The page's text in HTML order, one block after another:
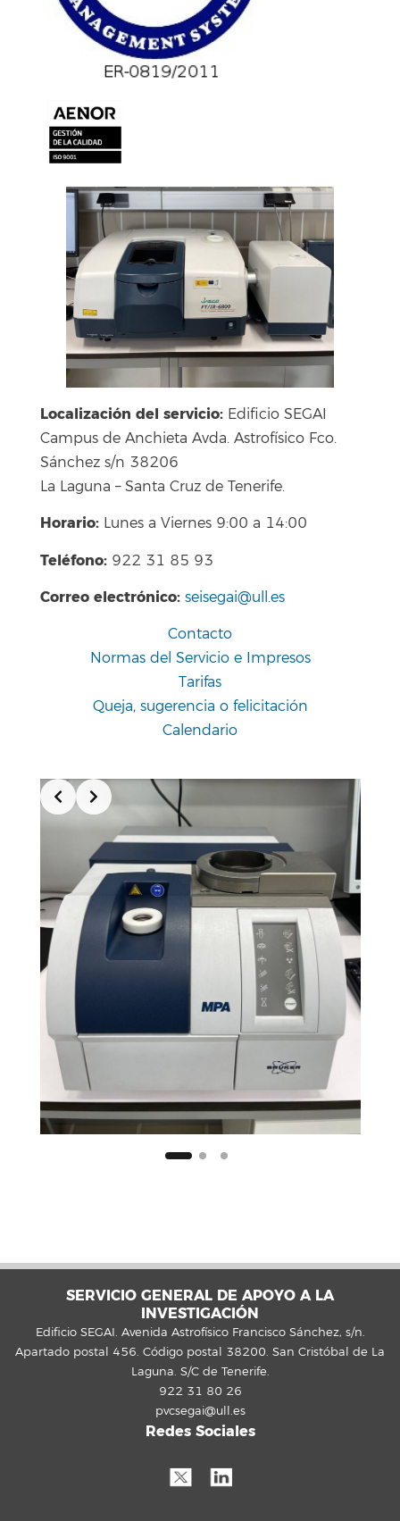
Localización del servicio:Edificio SEGAI
Campus de Anchieta Avda. Astrofísico Fco.
Sánchez s/n 38206
La Laguna – Santa Cruz de Tenerife.
Horario:Lunes a Viernes 9:00 a 14:00
Teléfono:922 31 85 93
Correo electrónico: seisegai@ull.es
Contacto
Normas del Servicio e Impresos
Tarifas
Queja, sugerencia o felicitación
Calendario
Slide 1 of 3
SERVICIO GENERAL DE APOYO A LA
INVESTIGACIÓN
Edificio SEGAI. Avenida Astrofísico Francisco Sánchez, s/n.
Apartado postal 456. Código postal 38200. San Cristóbal de La
Laguna. S/C de Tenerife.
922 31 80 26
pvcsegai@ull.es
Redes Sociales